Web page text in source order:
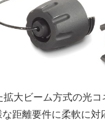
大ビーム方式の光
距離要件に柔軟に対